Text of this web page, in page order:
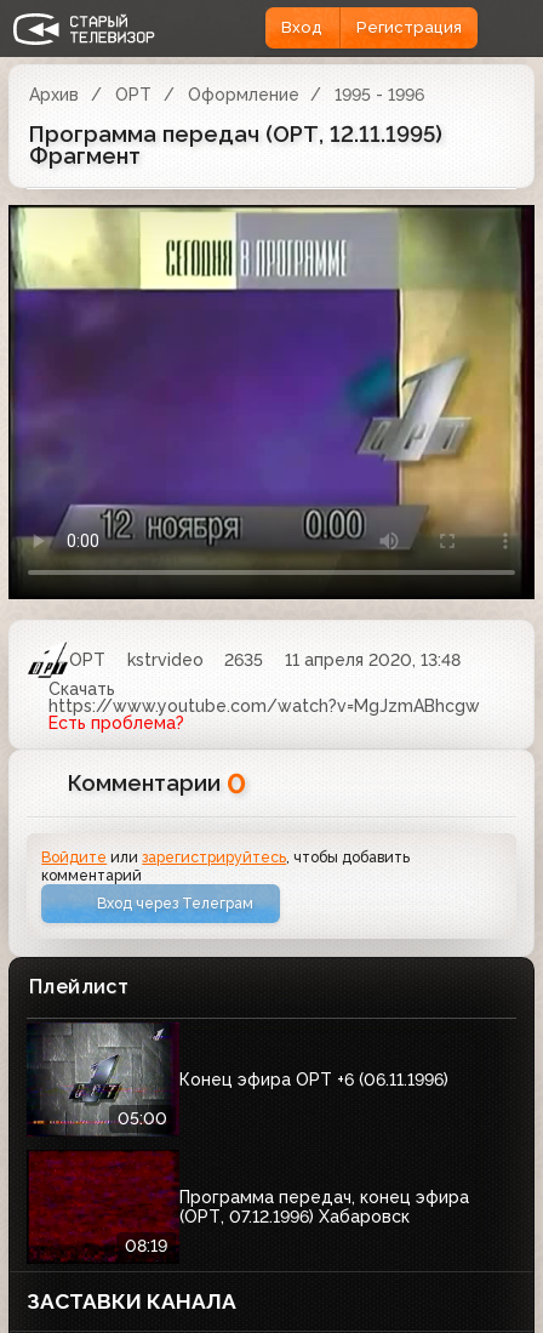
Вход Регистрация
Архив ОРТ Оформление 1995 - 1996
Программа передач (ОРТ, 12.11.1995)
Фрагмент
ОРТ kstrvideo 2635
11 апреля 2020, 13:48
Скачать
https://www.youtube.com/watch?v=MgJzmABhcgw
Есть проблема?
Комментарии 0
Войдите илизарегистрируйтесь, чтобы добавить
комментарий
Вход через Телеграм
Плейлист
05:00
Конец эфира ОРТ +6 (06.11.1996)
08:19
Программа передач, конец эфира
(ОРТ, 07.12.1996) Хабаровск
ЗАСТАВКИ КАНАЛА